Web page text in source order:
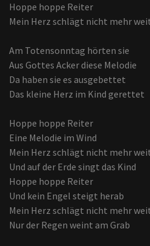
Hoppe hoppe Reiter
Mein Herz schlägt nicht mehr
Am Totensonntag hörten sie
Aus Gottes Acker diese Melodie
Da haben sie es ausgebettet
Das kleine Herz im Kind gerettet
Hoppe hoppe Reiter
Eine Melodie im Wind
Mein Herz schlägt nicht mehr
Und auf der Erde singt das Kind
Hoppe hoppe Reiter
Und kein Engel steigt herab
Mein Herz schlägt nicht mehr
Nur der Regen weint am Grab